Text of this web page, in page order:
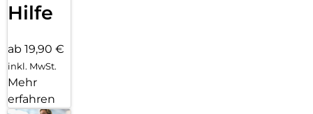
Hilfe
ab 19,90 €
inkl. MwSt.
Mehr
erfahren